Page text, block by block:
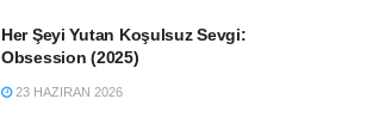
Her Şeyi Yutan Koşulsuz Sevgi:
Obsession (2025)
23 HAZIRAN 2026